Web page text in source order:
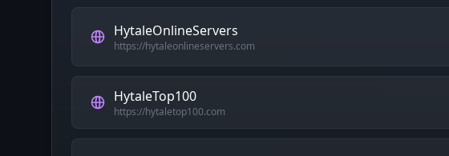
HytaleOnlineServers
https://hytaleonlineservers.com
HytaleTop100
https://hytaletop100.com